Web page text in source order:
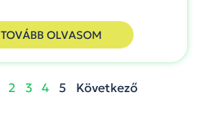
TOVÁBB OLVASOM
2 3 4 5 Következő